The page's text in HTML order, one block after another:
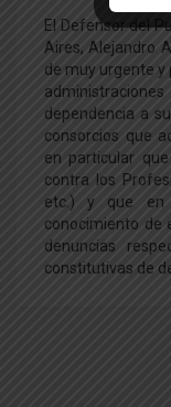
El Defensor del
Aires, Alejandro
de muy urgente y
dependencia a
consorcios que
en particular
contra los
etc.) y que en
conocimiento de
denuncias
constitutivas de